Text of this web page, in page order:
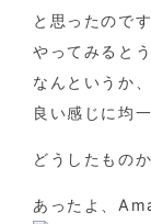
と思ったのです
やってみると
なんというか
良い感じに均
どうしたもの
あったよ、